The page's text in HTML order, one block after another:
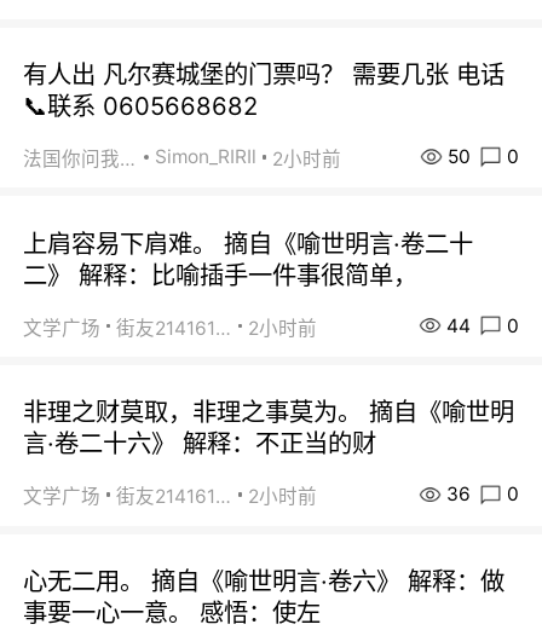
有人出 凡尔赛城堡的门票吗？ 需要几张 电话
📞联系 0605668682
法国你问我答 Simon_RIRIl 2小时前 50 0
上肩容易下肩难。 摘自《喻世明言·卷二十
二》 解释：比喻插手一件事很简单，
文学广场 街友21416156 2小时前 44 0
非理之财莫取，非理之事莫为。 摘自《喻世明
言·卷二十六》 解释：不正当的财
文学广场 街友21416156 2小时前 36 0
心无二用。 摘自《喻世明言·卷六》 解释：做
事要一心一意。 感悟：使左